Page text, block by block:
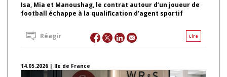
Isa, Mia et Manoushag, le contrat autour d’un joueur de
football échappe à la qualification d’agent sportif
Lire
Réagir
14.05.2026 | Ile de France